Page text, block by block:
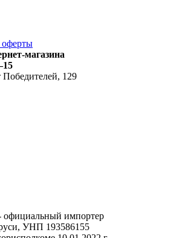
оферты
магазина
Победителей, 129
импортер
УНП 193586155